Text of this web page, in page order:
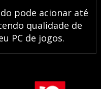
pode acionar até
qualidade de
PC de jogos.